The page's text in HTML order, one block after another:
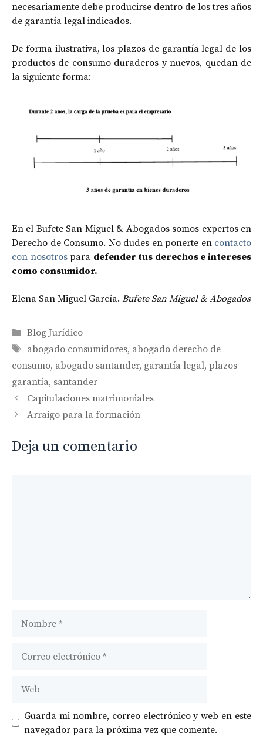
necesariamente debe producirse dentro de los tres años
de garantía legal indicados.
De forma ilustrativa, los plazos de garantía legal de los
productos de consumo duraderos y nuevos, quedan de
la siguiente forma:
En el Bufete San Miguel & Abogados somos expertos en
Derecho de Consumo. No dudes en ponerte en contacto
con nosotrospara defender tus derechos e intereses
como consumidor.
Elena San Miguel García. Bufete San Miguel & Abogados
Categorías
Blog Jurídico
Etiquetas
abogado consumidores, abogado derecho de
consumo, abogado santander, garantía legal, plazos
garantía, santander
Navegación
de
Capitulaciones matrimoniales
Arraigo para la formación
Deja un comentario
electrónico
Guarda mi nombre, correo electrónico y web en este
navegador para la próxima vez que comente.